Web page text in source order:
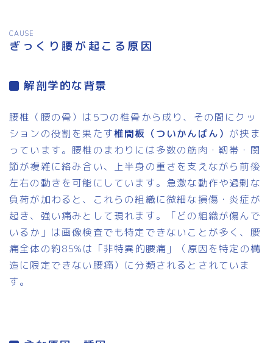
CAUSE
ぎっくり腰が起こる原因
解剖学的な背景
腰椎（腰の骨）は5つの椎骨から成り、その間にクッ
ションの役割を果たす椎間板（ついかんばん） が挟ま
っています。腰椎のまわりには多数の筋肉・靭帯・関
節が複雑に絡み合い、上半身の重さを支えながら前後
左右の動きを可能にしています。急激な動作や過剰な
負荷が加わると、これらの組織に微細な損傷・炎症が
起き、強い痛みとして現れます。「どの組織が傷んで
いるか」は画像検査でも特定できないことが多く、腰
痛全体の約85%は「非特異的腰痛」（原因を特定の構
造に限定できない腰痛）に分類されるとされていま
す。